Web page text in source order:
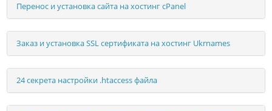
Перенос и установка сайта на хостинг сPanel
Заказ и установка SSL сертификата на хостинг Ukrnames
24 секрета настройки .htaccess файла